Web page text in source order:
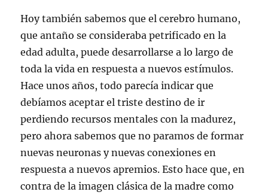
Hoy también sabemos que el cerebro humano,
que antaño se consideraba petrificado en la
edad adulta, puede desarrollarse a lo largo de
toda la vida en respuesta a nuevos estímulos.
Hace unos años, todo parecía indicar que
debíamos aceptar el triste destino de ir
perdiendo recursos mentales con la madurez,
pero ahora sabemos que no paramos de formar
nuevas neuronas y nuevas conexiones en
respuesta a nuevos apremios. Esto hace que, en
contra de la imagen clásica de la madre como